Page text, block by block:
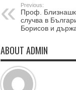
Previous:
Проф.
случва в
Борисов и
ABOUT ADMIN